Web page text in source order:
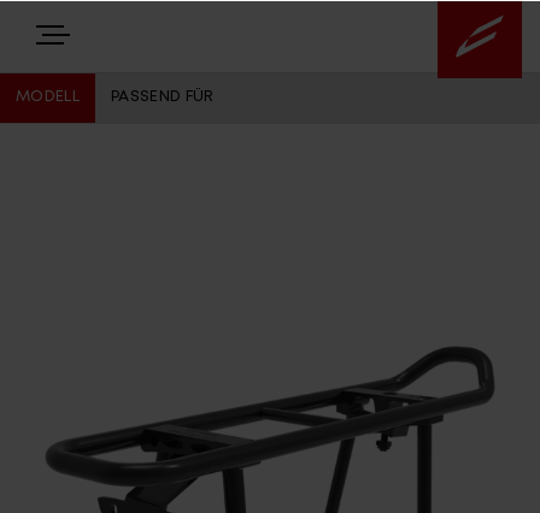
Highlights
MODELL PASSEND FÜR